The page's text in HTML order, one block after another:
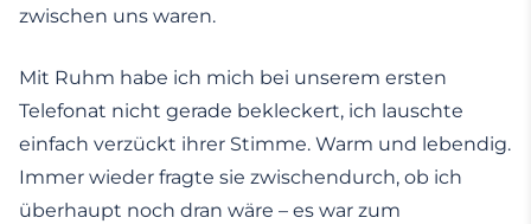
zwischen uns waren.
Mit Ruhm habe ich mich bei unserem ersten
Telefonat nicht gerade bekleckert, ich lauschte
einfach verzückt ihrer Stimme. Warm und lebendig.
Immer wieder fragte sie zwischendurch, ob ich
überhaupt noch dran wäre – es war zum